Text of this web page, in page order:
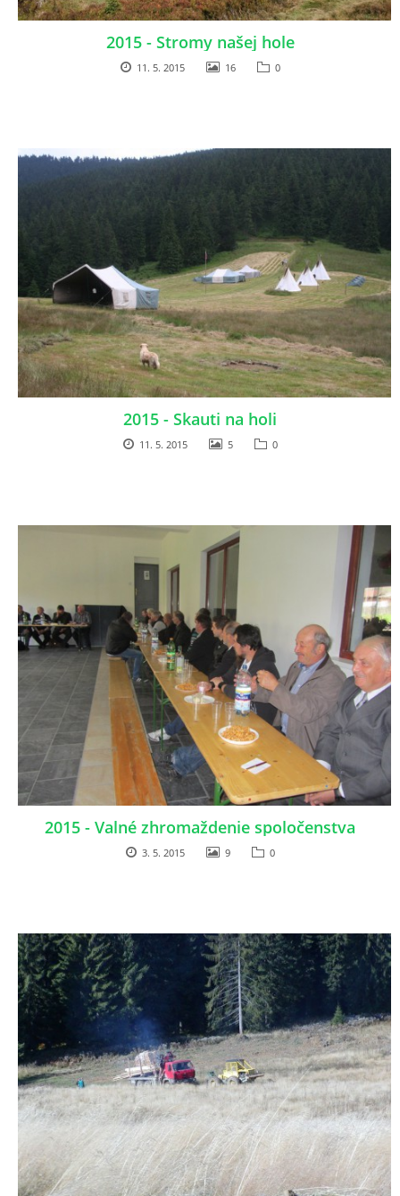
2015 - Stromy našej hole
11. 5. 2015 16 0
2015 - Skauti na holi
11. 5. 2015 5 0
2015 - Valné zhromaždenie spoločenstva
3. 5. 2015 9 0